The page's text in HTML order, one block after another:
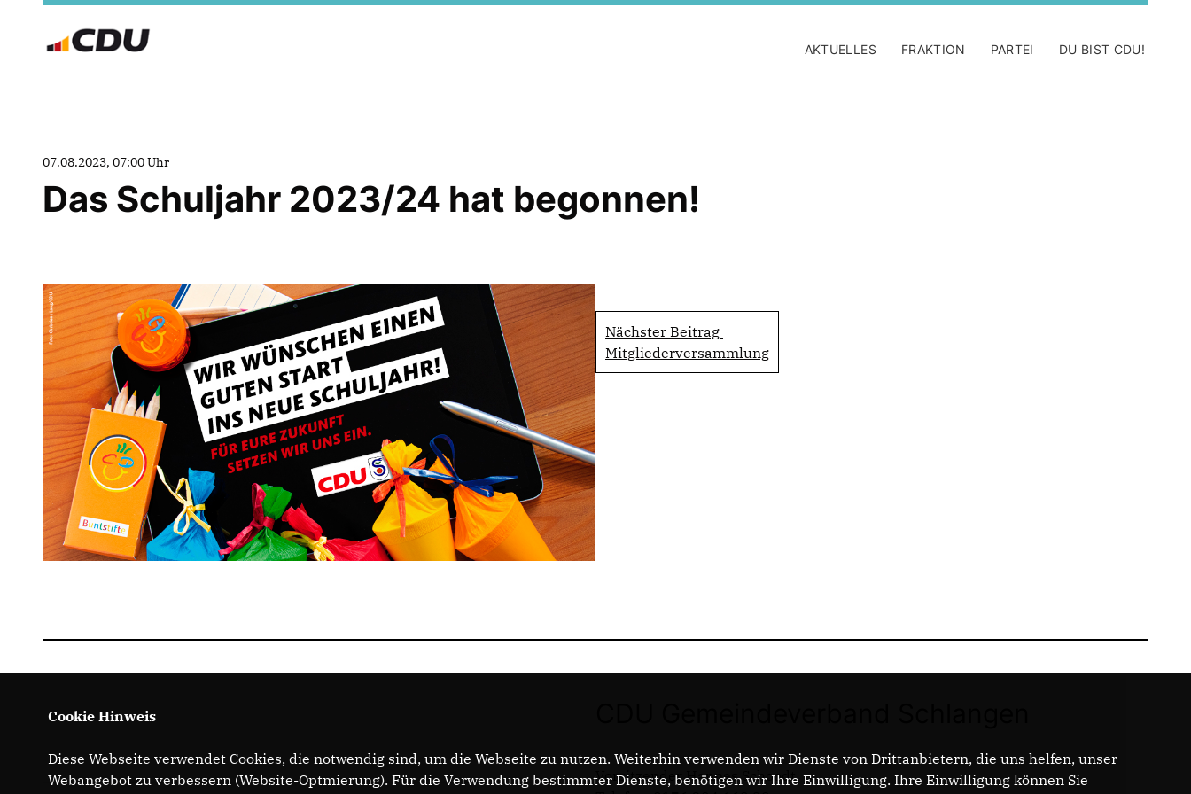
AKTUELLES FRAKTION PARTEI DU BIST CDU!
07.08.2023, 07:00 Uhr
Das Schuljahr 2023/24 hat begonnen!
Nächster Beitrag
Mitgliederversammlung
Vorsitzender Hannes Schoodt
Cookie Hinweis
Diese Webseite verwendet Cookies, die notwendig sind, um die Webseite zu nutzen. Weiterhin verwenden wir Dienste von Drittanbietern, die uns helfen, unser
Webangebot zu verbessern (Website-Optmierung). Für die Verwendung bestimmter Dienste, benötigen wir Ihre Einwilligung. Ihre Einwilligung können Sie